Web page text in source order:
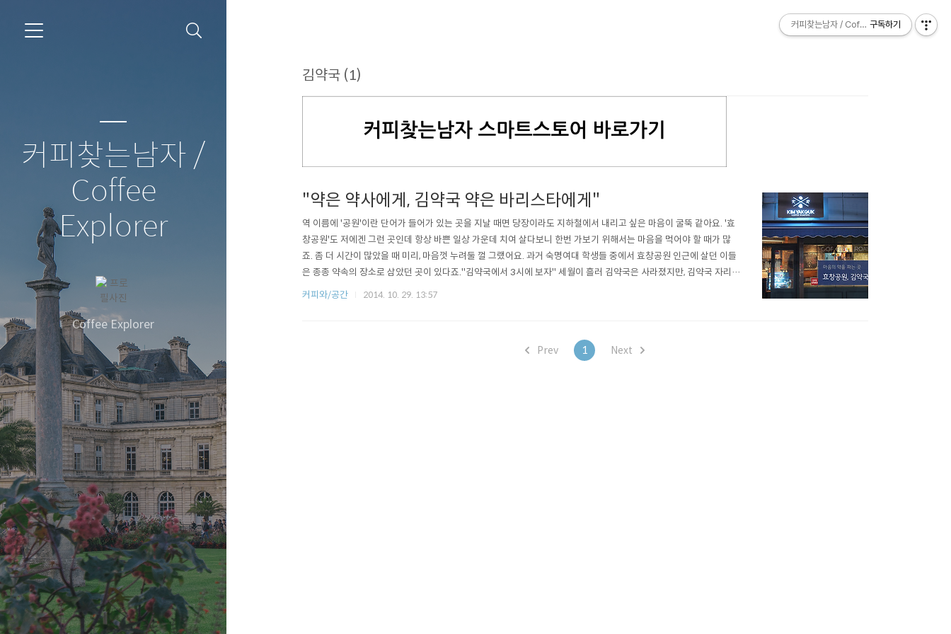
커피찾는남자 /
Coffee
Explorer
Coffee Explorer
김약국 (1)
커피찾는남자 / Coffee Explorer
구독하기
"약은 약사에게, 김약국 약은 바리스타에게"
역 이름에 '공원'이란 단어가 들어가 있는 곳을 지날 때면 당장이라도 지하철에서 내리고 싶은 마음이 굴뚝 같아요. '효
창공원'도 저에겐 그런 곳인데 항상 바쁜 일상 가운데 치여 살다보니 한번 가보기 위해서는 마음을 먹어야 할 때가 많
죠. 좀 더 시간이 많았을 때 미리, 마음껏 누려둘 껄 그랬어요. 과거 숙명여대 학생들 중에서 효창공원 인근에 살던 이들
은 종종 약속의 장소로 삼았던 곳이 있다죠."김약국에서 3시에 보자" 세월이 흘러 김약국은 사라졌지만, 김약국 자리에
는 김약국커피로스터즈가 생겨났습니다."약은 약사에게, 김약국 약은 바리스타에게" 효창공원역 2번 출구를 나오자마
커피와/공간 2014. 10. 29. 13:57
Prev 1 Next
커피찾는남자 / Coffee Explorer
구독하기